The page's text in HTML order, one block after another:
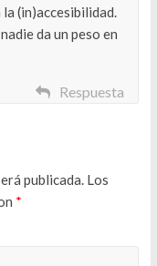
(in)accesibilidad.
da un peso en
Respuesta
publicada. Los
*